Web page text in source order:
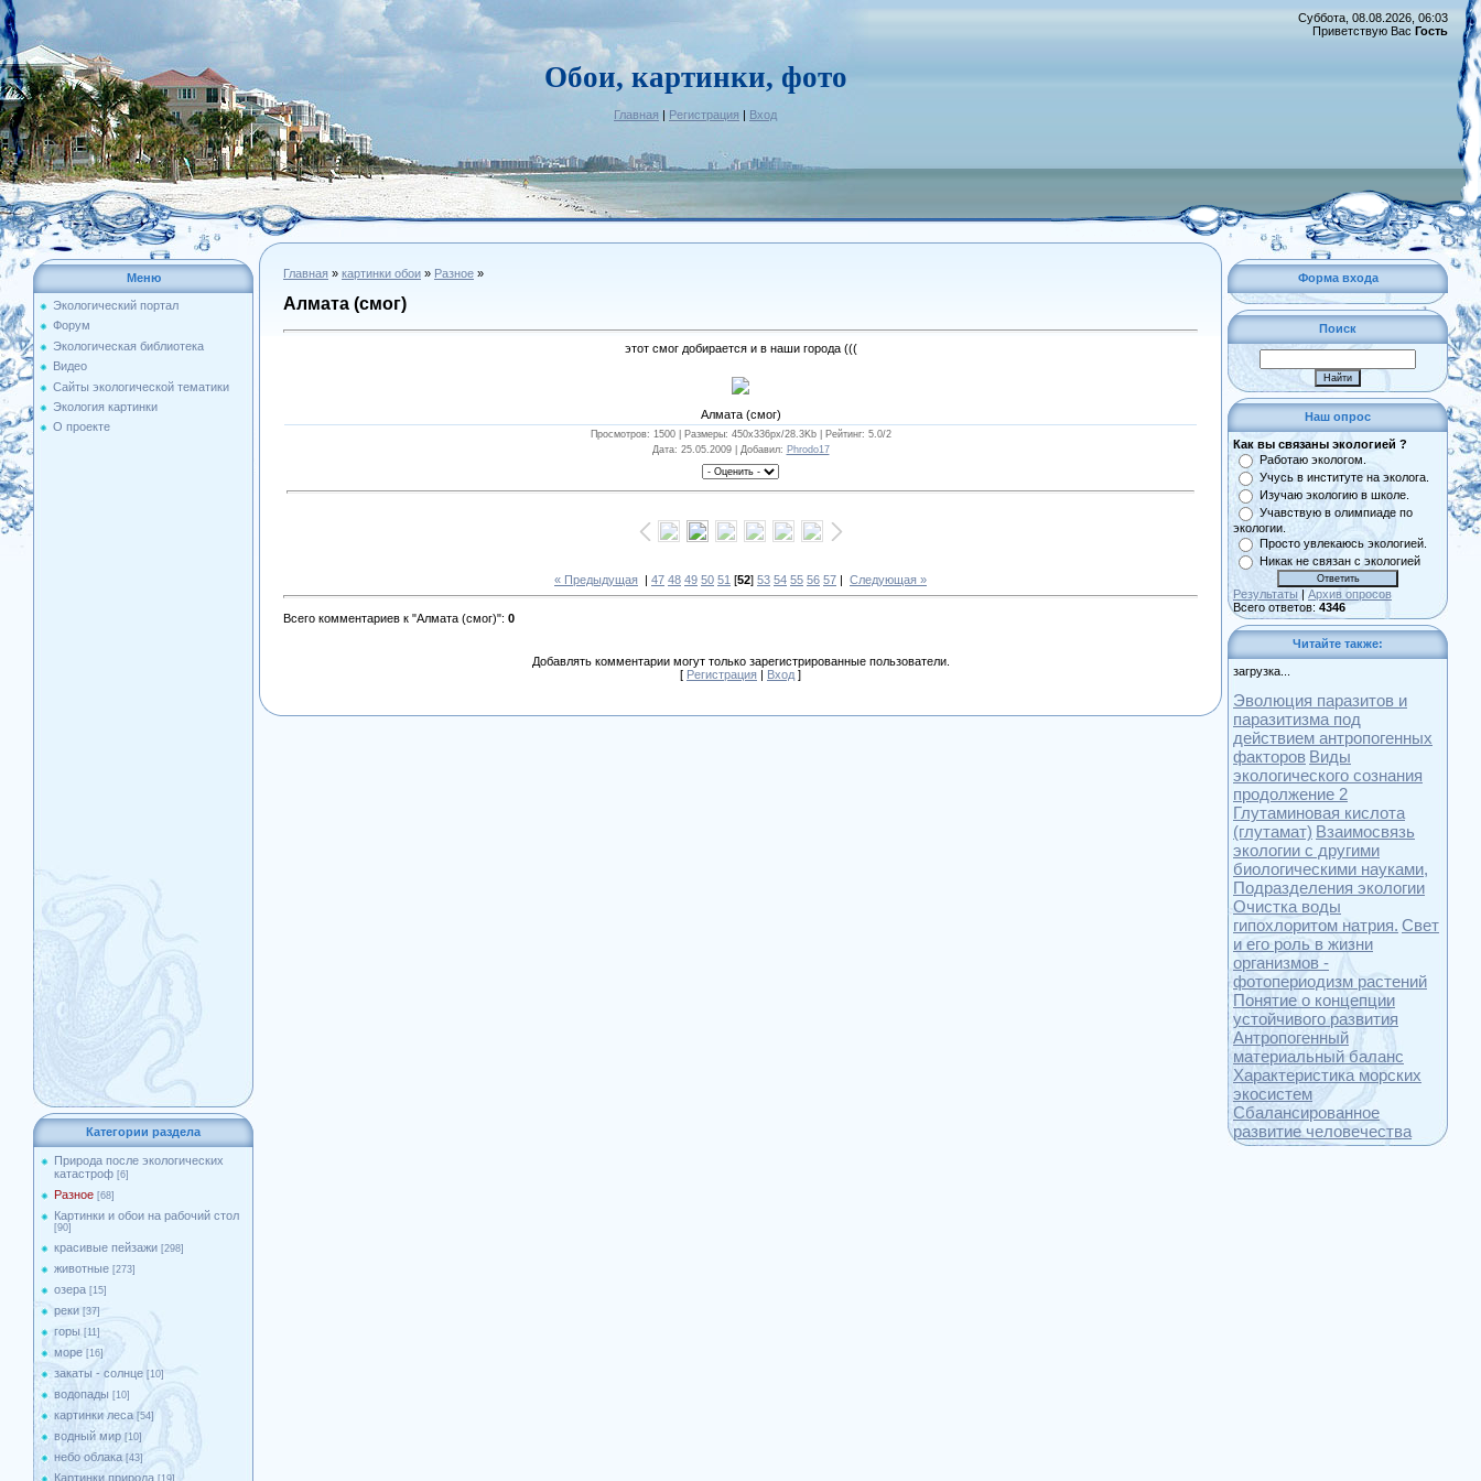
Обои, картинки, фото
Главная | Регистрация | Вход
Суббота, 08.08.2026, 06:03
Приветствую Вас Гость
Меню
Экологический портал
Форум
Экологическая библиотека
Видео
Сайты экологической тематики
Экология картинки
О проекте
Категории раздела
Природа после экологических
катастроф [6]
Разное [68]
Картинки и обои на рабочий стол
[90]
красивые пейзажи [298]
животные [273]
озера [15]
реки [37]
горы [11]
море [16]
закаты - солнце [10]
водопады [10]
картинки леса [54]
водный мир [10]
небо облака [43]
Картинки природа [19]
Главная » картинки обои » Разное »
Алмата (смог)
этот смог добирается и в наши города (((
Алмата (смог)
Просмотров: 1500 | Размеры: 450x336px/28.3Kb | Рейтинг: 5.0/2
Дата: 25.05.2009 | Добавил: Phrodo17
« Предыдущая | 47 48 49 50 51 [52] 53 54 55 56 57 | Следующая »
Всего комментариев к "Алмата (смог)": 0
Добавлять комментарии могут только зарегистрированные пользователи.
[ Регистрация | Вход ]
Форма входа
Поиск
Наш опрос
Как вы связаны экологией ?
Работаю экологом.
Учусь в институте на эколога.
Изучаю экологию в школе.
Учавствую в олимпиаде по
экологии.
Просто увлекаюсь экологией.
Никак не связан с экологией
Результаты | Архив опросов
Всего ответов: 4346
Читайте также:
загрузка...
Эволюция паразитов и
паразитизма под
действием антропогенных
факторов Виды
экологического сознания
продолжение 2
Глутаминовая кислота
(глутамат) Взаимосвязь
экологии с другими
биологическими науками,
Подразделения экологии
Очистка воды
гипохлоритом натрия. Свет
и его роль в жизни
организмов -
фотопериодизм растений
Понятие о концепции
устойчивого развития
Антропогенный
материальный баланс
Характеристика морских
экосистем
Сбалансированное
развитие человечества